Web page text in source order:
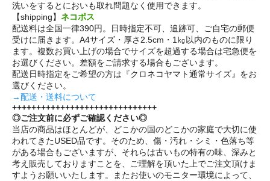
洗いをするとにおいも取れ問題なく使用できます。
【shipping】 ネコポス
配送料は全国一律390円。日時指定不可、追跡可、ご自宅の郵便
受けに届きます。A4サイズ・厚さ2.5cm・1㎏以内のものに限り
ます。複数お買い上げの場合でサイズを超過する場合は宅急便を
お選びください。差額をご請求する場合もございます。
配送日時指定をご希望の方は『クロネコヤマト通常サイズ』をお
選びください。
→配送・送料について
++++++++++++++++++++++++++++++
◎ご注文前に必ずご確認ください◎
当店の商品はほとんどが、どこかの国のどこかの家庭で大切に使
われてきたUSED品です。そのため、傷・汚れ・シミ・色落ち等
がある場合もございますが、それらは古いもの特有の味、深みと
考え販売しておりますことを、ご理解を頂いた上でご注文頂けま
すようお願いいたします。またお使いのモニター環境によって、